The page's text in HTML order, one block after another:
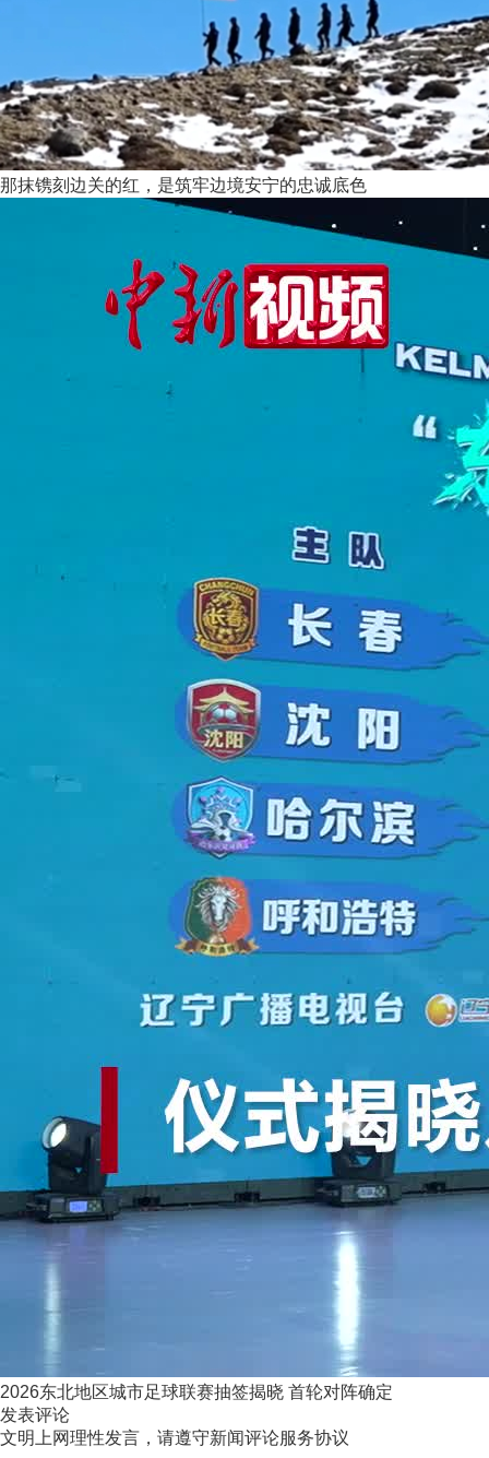
那抹镌刻边关的红，是筑牢边境安宁的忠诚底色
2026东北地区城市足球联赛抽签揭晓 首轮对阵确定
发表评论
文明上网理性发言，请遵守新闻评论服务协议